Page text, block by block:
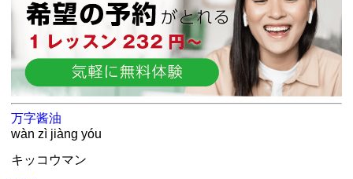
万字酱油
wàn zì jiàng yóu
キッコウマン